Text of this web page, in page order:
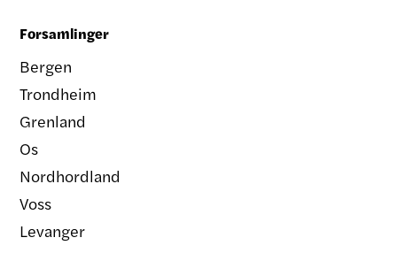
Forsamlinger
Bergen
Trondheim
Grenland
Os
Nordhordland
Voss
Levanger